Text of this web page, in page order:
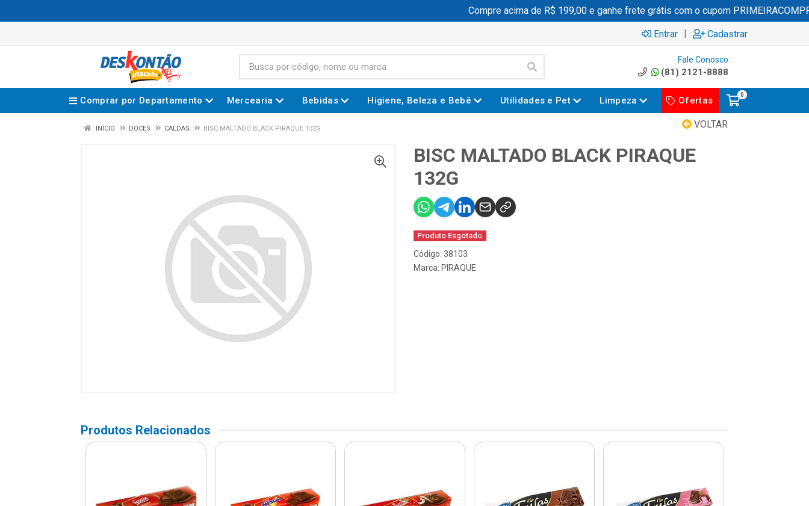
Compre acima de R$ 199,00 e ganhe frete grátis com o cupom PRIMEIRACOMPRA
Entrar | Cadastrar
Fale Conosco
(81) 2121-8888
Comprar por Departamento Mercearia Bebidas Higiene, Beleza e Bebê Utilidades e Pet Limpeza Ofertas
0
VOLTAR
INÍCIO DOCES CALDAS BISC MALTADO BLACK PIRAQUE 132G
BISC MALTADO BLACK PIRAQUE
132G
Produto Esgotado
Código: 38103
Marca: PIRAQUE
Produtos Relacionados